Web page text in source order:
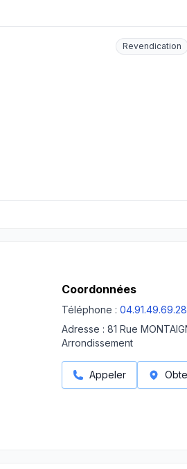
Revendication
Coordonnées
Téléphone : 04.91.49.69.28
Adresse : 81 Rue
Arrondissement
Appeler